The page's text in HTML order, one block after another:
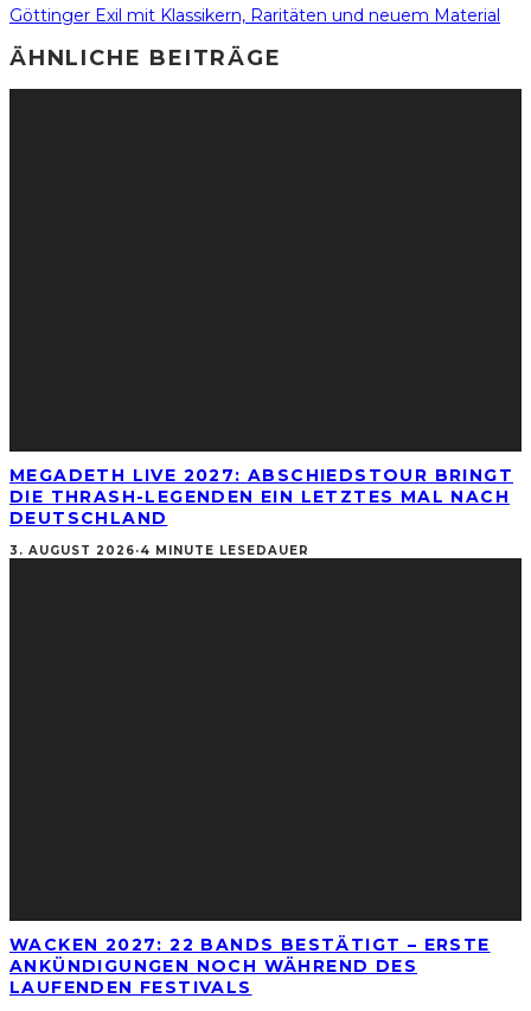
Göttinger Exil mit Klassikern, Raritäten und neuem Material
ÄHNLICHE BEITRÄGE
MEGADETH LIVE 2027: ABSCHIEDSTOUR BRINGT
DIE THRASH-LEGENDEN EIN LETZTES MAL NACH
DEUTSCHLAND
3. AUGUST 2026·4 MINUTE LESEDAUER
WACKEN 2027: 22 BANDS BESTÄTIGT – ERSTE
ANKÜNDIGUNGEN NOCH WÄHREND DES
LAUFENDEN FESTIVALS